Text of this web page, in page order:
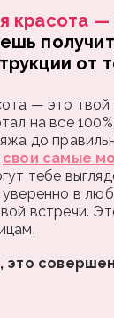
красота —
от
— это твой
на все
до
свои самые
тебе
уверенно в
встречи.
это